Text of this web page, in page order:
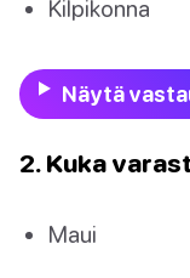
Kilpikonna
Näytä
2. Kuka
Maui